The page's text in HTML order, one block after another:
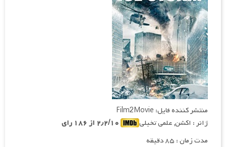
منتشر کننده فایل: Film2Movie
ژانر : اکشن, علمی تخیلی
مدت زمان : ۸۵ دقیقه